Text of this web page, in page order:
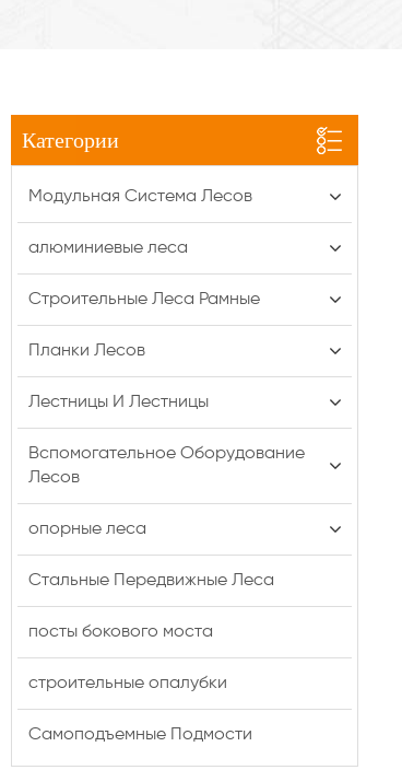
Категории
Модульная Система Лесов
алюминиевые леса
Строительные Леса Рамные
Планки Лесов
Лестницы И Лестницы
Вспомогательное Оборудование
Лесов
опорные леса
Стальные Передвижные Леса
посты бокового моста
строительные опалубки
Самоподъемные Подмости